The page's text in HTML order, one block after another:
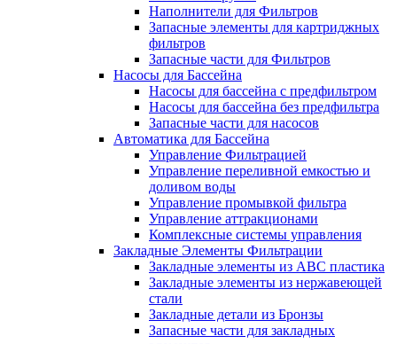
Наполнители для Фильтров
Запасные элементы для картриджных
фильтров
Запасные части для Фильтров
Насосы для Бассейна
Насосы для бассейна с предфильтром
Насосы для бассейна без предфильтра
Запасные части для насосов
Автоматика для Бассейна
Управление Фильтрацией
Управление переливной емкостью и
доливом воды
Управление промывкой фильтра
Управление аттракционами
Комплексные системы управления
Закладные Элементы Фильтрации
Закладные элементы из ABC пластика
Закладные элементы из нержавеющей
стали
Закладные детали из Бронзы
Запасные части для закладных